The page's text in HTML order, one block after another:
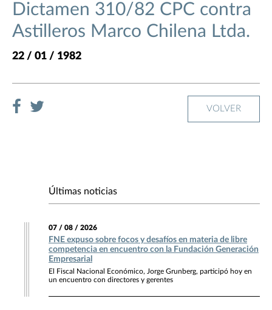
Dictamen 310/82 CPC contra
Astilleros Marco Chilena Ltda.
22 / 01 / 1982
VOLVER
Últimas noticias
07 / 08 / 2026
FNE expuso sobre focos y desafíos en materia de libre
competencia en encuentro con la Fundación Generación
Empresarial
El Fiscal Nacional Económico, Jorge Grunberg, participó hoy en
un encuentro con directores y gerentes